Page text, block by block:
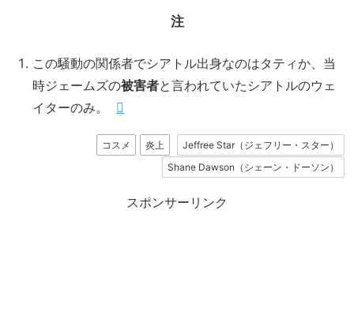
注
この騒動の関係者でシアトル出身なのはタティか、当
時ジェームズの被害者と言われていたシアトルのウェ
イターのみ。
コスメ 炎上
Jeffree Star（ジェフリー・スター）
Shane Dawson（シェーン・ドーソン）
スポンサーリンク